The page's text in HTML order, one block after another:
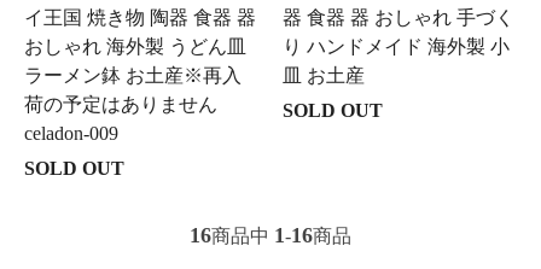
イ王国 焼き物 陶器 食器 器
おしゃれ 海外製 うどん皿
ラーメン鉢 お土産※再入
荷の予定はありません
celadon-009
SOLD OUT
器 食器 器 おしゃれ 手づく
り ハンドメイド 海外製 小
皿 お土産
SOLD OUT
16商品中 1-16商品